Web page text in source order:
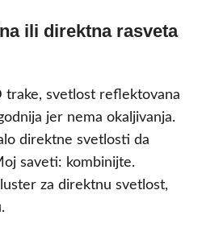
ili direktna rasveta
trake, svetlost reflektovana
jer nema okaljivanja.
direktne svetlosti da
saveti: kombinijte.
za direktnu svetlost,